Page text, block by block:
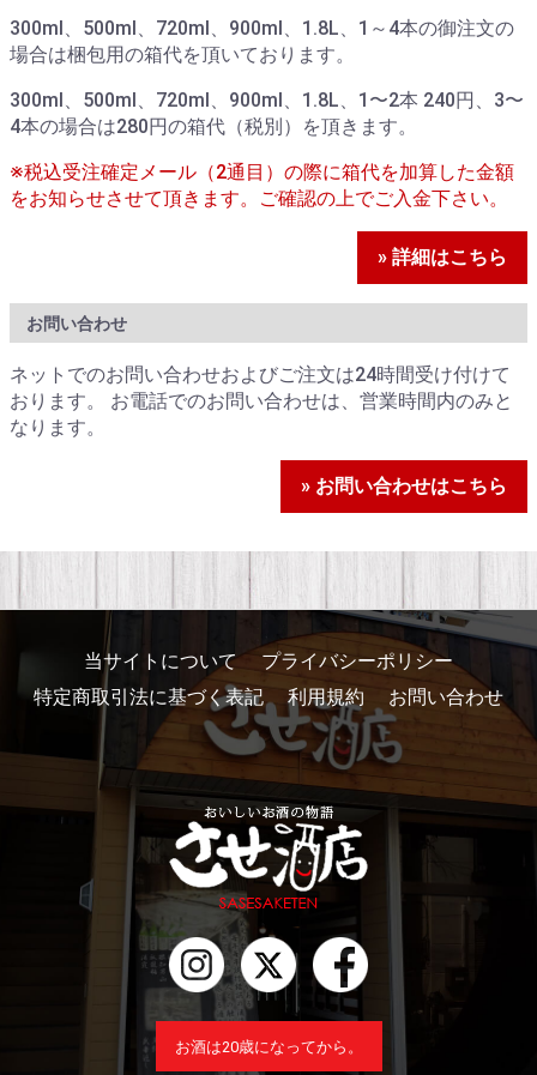
300ml、500ml、720ml、900ml、1.8L、1～4本の御注文の
場合は梱包用の箱代を頂いております。
300ml、500ml、720ml、900ml、1.8L、1〜2本 240円、3〜
4本の場合は280円の箱代（税別）を頂きます。
※税込受注確定メール（2通目）の際に箱代を加算した金額
をお知らせさせて頂きます。ご確認の上でご入金下さい。
» 詳細はこちら
お問い合わせ
ネットでのお問い合わせおよびご注文は24時間受け付けて
おります。 お電話でのお問い合わせは、営業時間内のみと
なります。
» お問い合わせはこちら
当サイトについて
プライバシーポリシー
特定商取引法に基づく表記
利用規約 お問い合わせ
お酒は20歳になってから。